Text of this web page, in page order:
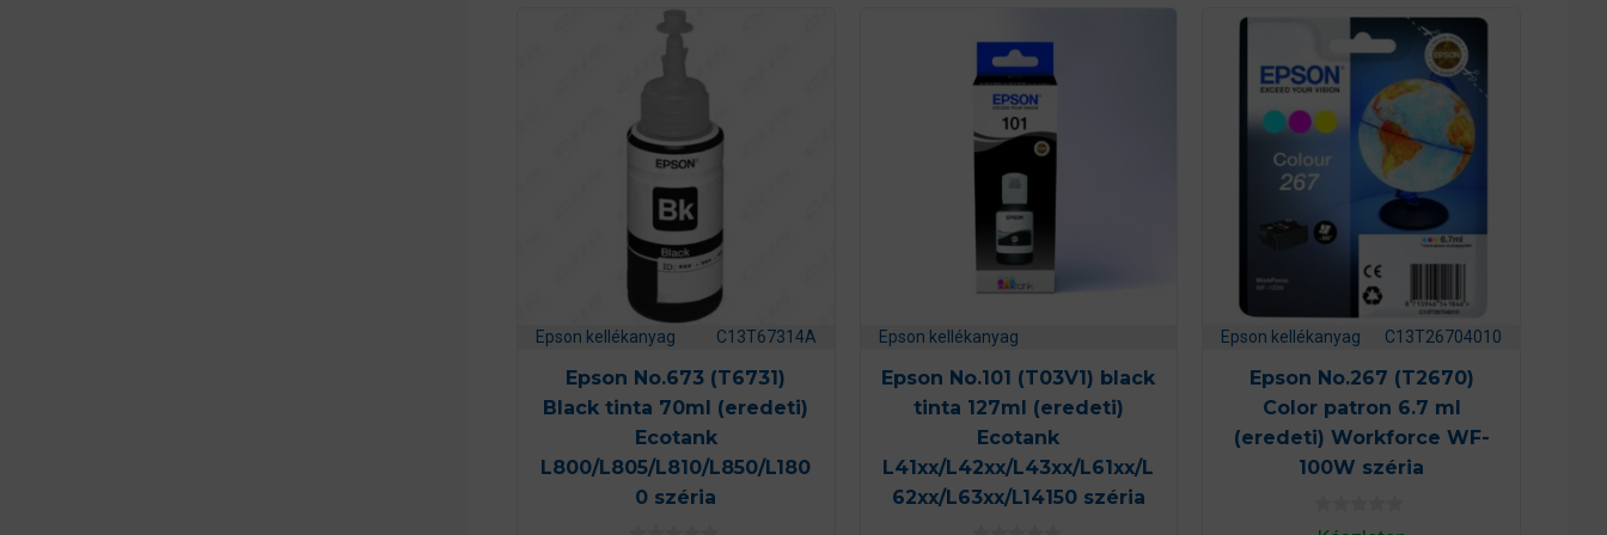
Epson kellékanyag C13T67314A
Epson No.673 (T6731)
Black tinta 70ml (eredeti)
Ecotank
L800/L805/L810/L850/L180
0 széria
Epson kellékanyag
Epson No.101 (T03V1) black
tinta 127ml (eredeti)
Ecotank
L41xx/L42xx/L43xx/L61xx/L
62xx/L63xx/L14150 széria
Epson kellékanyag C13T26704010
Epson No.267 (T2670)
Color patron 6.7 ml
(eredeti) Workforce WF-
100W széria
0